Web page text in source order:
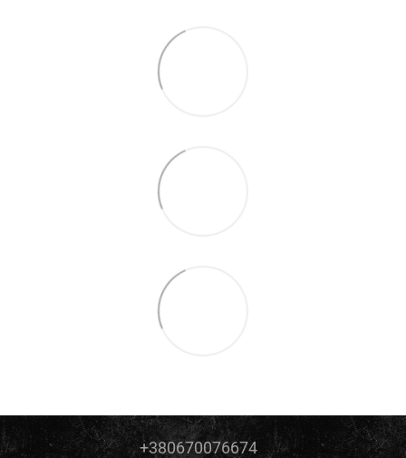
+380670076674